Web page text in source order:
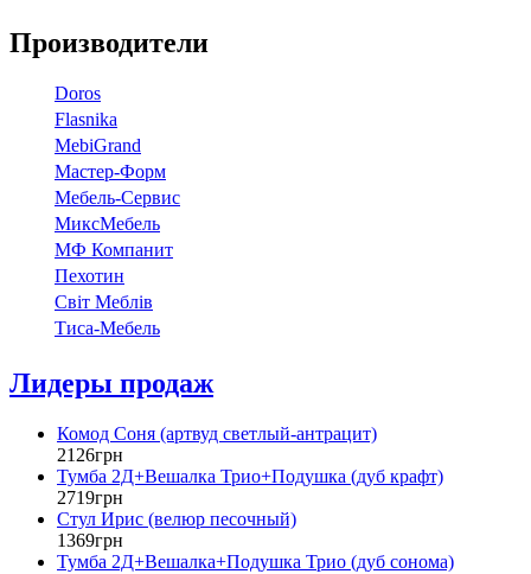
Производители
Doros
Flasnika
МebiGrand
Мастер-Форм
Мебель-Сервис
МиксМебель
МФ Компанит
Пехотин
Світ Меблів
Тиса-Мебель
Лидеры продаж
Комод Соня (артвуд светлый-антрацит)
2126грн
Тумба 2Д+Вешалка Трио+Подушка (дуб крафт)
2719грн
Стул Ирис (велюр песочный)
1369грн
Тумба 2Д+Вешалка+Подушка Трио (дуб сонома)